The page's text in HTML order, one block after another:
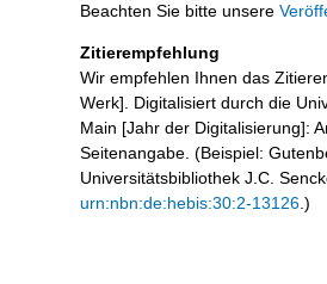
Beachten Sie bitte unsere
Zitierempfehlung
Wir empfehlen Ihnen das
Werk]. Digitalisiert durch die
Main [Jahr der Digitalisierung]:
Seitenangabe. (Beispiel:
Universitätsbibliothek J.C.
urn:nbn:de:hebis:30:2-13126 .)